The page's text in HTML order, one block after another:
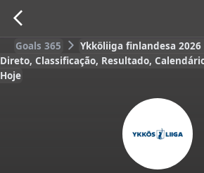
Goals 365
Ykköliiga finlandesa 2026
Direto, Classificação, Resultado,
Hoje